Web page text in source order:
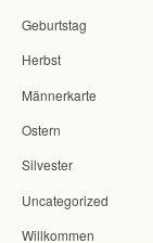
Geburtstag
Herbst
Männerkarte
Ostern
Silvester
Uncategorized
Willkommen